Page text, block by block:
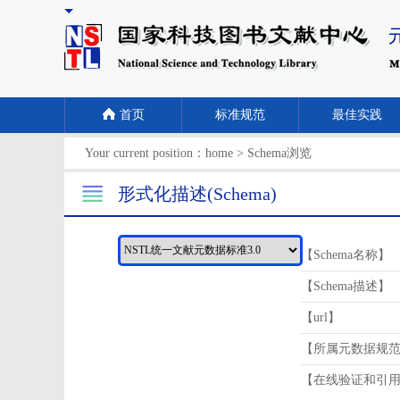
首页 标准规范 最佳实践
Your current position： home > Schema浏览
形式化描述(Schema)
【Schema名称】
【Schema描述】
【url】
【所属元数据规
【在线验证和引